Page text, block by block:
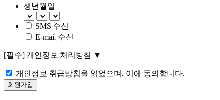
생년월일
SMS 수신
E-mail 수신
[필수] 개인정보 처리방침 ▼
개인정보 취급방침을 읽었으며, 이에 동의합니다.